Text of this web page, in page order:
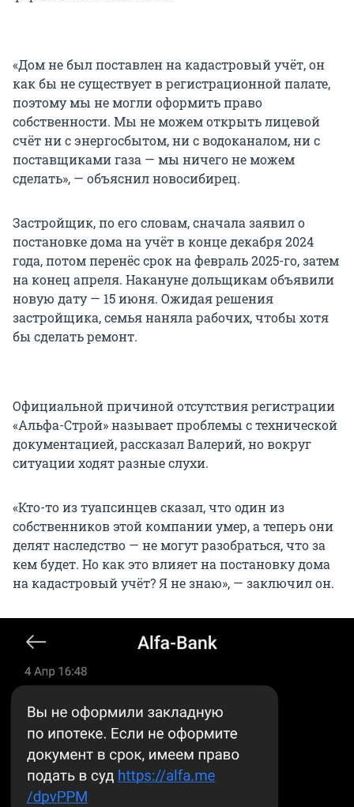
«Дом не был поставлен на кадастровый учёт, он
как бы не существует в регистрационной палате,
поэтому мы не могли оформить право
собственности. Мы не можем открыть лицевой
счёт ни с энергосбытом, ни с водоканалом, ни с
поставщиками газа — мы ничего не можем
сделать», — объяснил новосибирец.
Застройщик, по его словам, сначала заявил о
постановке дома на учёт в конце декабря 2024
года, потом перенёс срок на февраль 2025-го, затем
на конец апреля. Накануне дольщикам объявили
новую дату — 15 июня. Ожидая решения
застройщика, семья наняла рабочих, чтобы хотя
бы сделать ремонт.
Официальной причиной отсутствия регистрации
«Альфа-Строй» называет проблемы с технической
документацией, рассказал Валерий, но вокруг
ситуации ходят разные слухи.
«Кто-то из туапсинцев сказал, что один из
собственников этой компании умер, а теперь они
делят наследство — не могут разобраться, что за
кем будет. Но как это влияет на постановку дома
на кадастровый учёт? Я не знаю», — заключил он.